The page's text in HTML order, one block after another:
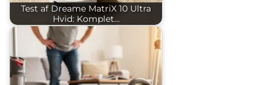
Test af Dreame MatriX 10 Ultra
Hvid: Komplet…